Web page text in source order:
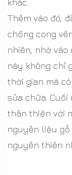
khác.
Thêm vào đó,
chống cong
nhiên, nhờ
này không chỉ
thời gian mà
sửa chữa.
thân thiện với
nguyên liệu
nguyên thiên